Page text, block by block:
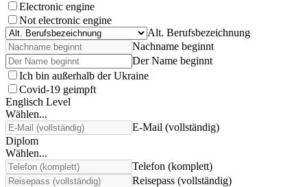
Electronic engine
Not electronic engine
Alt. Berufsbezeichnung
Nachname beginnt
Der Name beginnt
Ich bin außerhalb der Ukraine
Covid-19 geimpft
Englisch Level
Wählen...
E-Mail (vollständig)
Diplom
Wählen...
Telefon (komplett)
Reisepass (vollständig)